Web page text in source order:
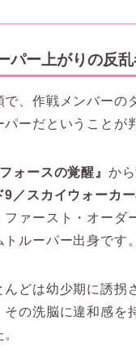
パー上がりの反
、作戦メンバーの
ーだということが
ォースの覚醒』 か
9／スカイウォーカー
ファースト・オーダ
ルーパー出身です。
んどは幼少期に誘拐
その洗脳に違和感を